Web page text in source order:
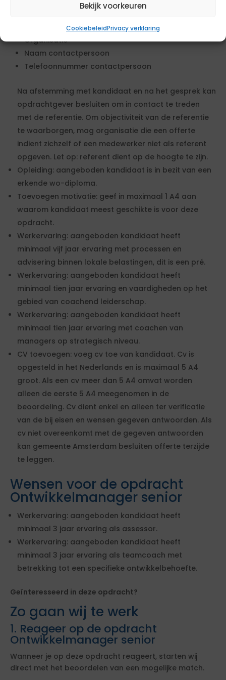
Bekijk voorkeuren
CookiebeleidPrivacy verklaring
Referentie: U dient minimaal 1 relevante referentie op
te geven van de aangeboden kandidaat. Vul in:
Organisatie
Naam contactpersoon
Telefoonnummer contactpersoon
Na afstemming met kandidaat en na het gesprek kan
opdrachtgever besluiten om in contact te treden
met de referentie. Om objectiviteit van de referentie
te waarborgen, mag organisatie die een offerte
indient zichzelf of een medewerker niet als referent
opgeven. Let op: referent dient op de hoogte te zijn.
Opleiding: aangeboden kandidaat is in bezit van een
erkende wo-diploma.
Toevoegen motivatie: geef in maximaal 1 A4 aan
waarom kandidaat meest geschikte is voor deze
opdracht.
Werkervaring: aangeboden kandidaat heeft
minimaal vijf jaar ervaring met processen en
advisering binnen lokale belastingen, dit is een pré.
Werkervaring: aangeboden kandidaat heeft
minimaal tien jaar ervaring en vaardigheden op het
gebied van coachend leiderschap.
Werkervaring: aangeboden kandidaat heeft
minimaal tien jaar ervaring met coachen van
managers op strategisch niveau.
CV toevoegen: voeg cv toe van kandidaat. Cv is
opgesteld in het Nederlands en is maximaal 5 A4
groot. Als een cv meer dan 5 A4 omvat worden
alleen de eerste 5 A4 meegenomen in de
beoordeling. Cv dient enkel en alleen ter verificatie
van de bij eisen en wensen gegeven antwoorden. Als
cv niet overeenkomt met de gegeven antwoorden
kan gemeente Amsterdam besluiten offerte terzijde
te leggen.
Wensen voor de opdracht
Ontwikkelmanager senior
Werkervaring: aangeboden kandidaat heeft
minimaal 3 jaar ervaring als assessor.
Werkervaring: aangeboden kandidaat heeft
minimaal 3 jaar ervaring als teamcoach met
betrekking tot een specifieke ontwikkelbehoefte.
Geïnteresseerd in deze opdracht?
Zo gaan wij te werk
1. Reageer op de opdracht
Ontwikkelmanager senior
Wanneer je op deze opdracht reageert, starten wij
direct met het beoordelen van een mogelijke match.